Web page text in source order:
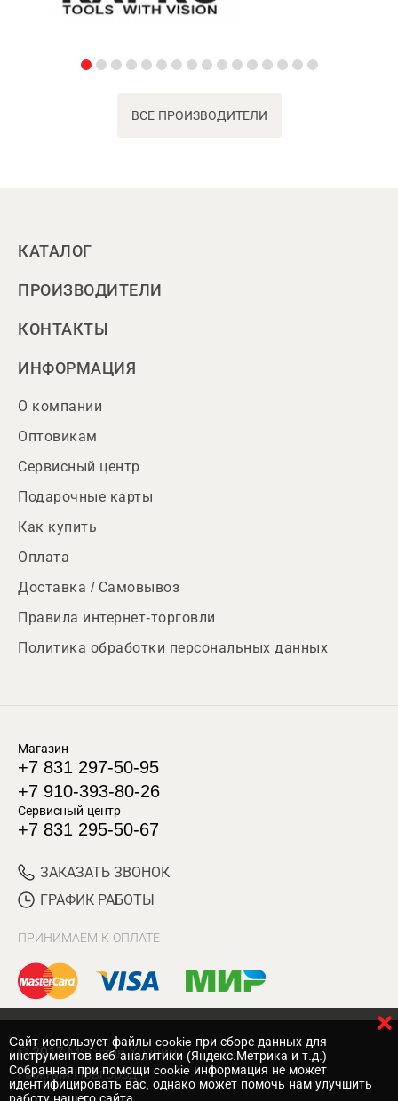
ВСЕ ПРОИЗВОДИТЕЛИ
КАТАЛОГ
ПРОИЗВОДИТЕЛИ
КОНТАКТЫ
ИНФОРМАЦИЯ
О компании
Оптовикам
Сервисный центр
Подарочные карты
Как купить
Оплата
Доставка / Самовывоз
Правила интернет-торговли
Политика обработки персональных данных
Магазин
+7 831 297-50-95
+7 910-393-80-26
Сервисный центр
+7 831 295-50-67
ЗАКАЗАТЬ ЗВОНОК
ГРАФИК РАБОТЫ
ПРИНИМАЕМ К ОПЛАТЕ
© 2017 Магазин Хозяин
Нижний Новгород
Cайт использует файлы cookie при сборе данных для
инструментов веб-аналитики (Яндекс.Метрика и т.д.)
Собранная при помощи cookie информация не может
идентифицировать вас, однако может помочь нам улучшить